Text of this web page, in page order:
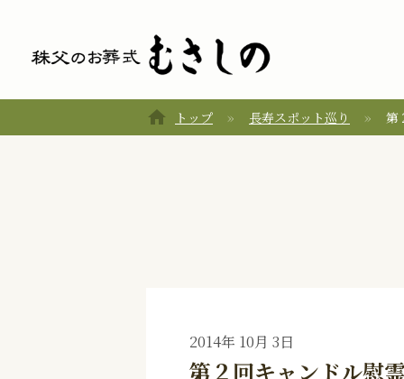
home トップ 長寿スポット巡り 第
2014年 10月 3日
第２回キャンドル慰